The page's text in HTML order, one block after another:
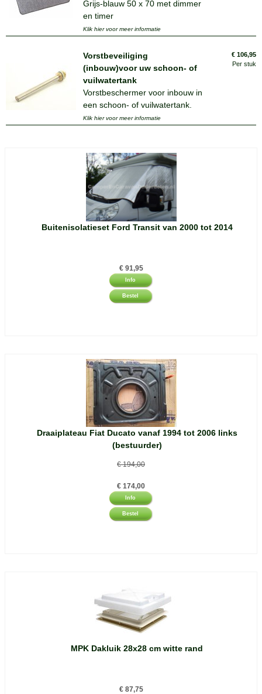
Grijs-blauw 50 x 70 met dimmer
en timer
Klik hier voor meer informatie
Vorstbeveiliging
(inbouw)voor uw schoon- of
vuilwatertank
Vorstbeschermer voor inbouw in
een schoon- of vuilwatertank.
Klik hier voor meer informatie
€ 106,95
Per stuk
Buitenisolatieset Ford Transit van 2000 tot 2014
€ 91,95
Info
Bestel
Draaiplateau Fiat Ducato vanaf 1994 tot 2006 links
(bestuurder)
€194,00
€ 174,00
Info
Bestel
MPK Dakluik 28x28 cm witte rand
€ 87,75